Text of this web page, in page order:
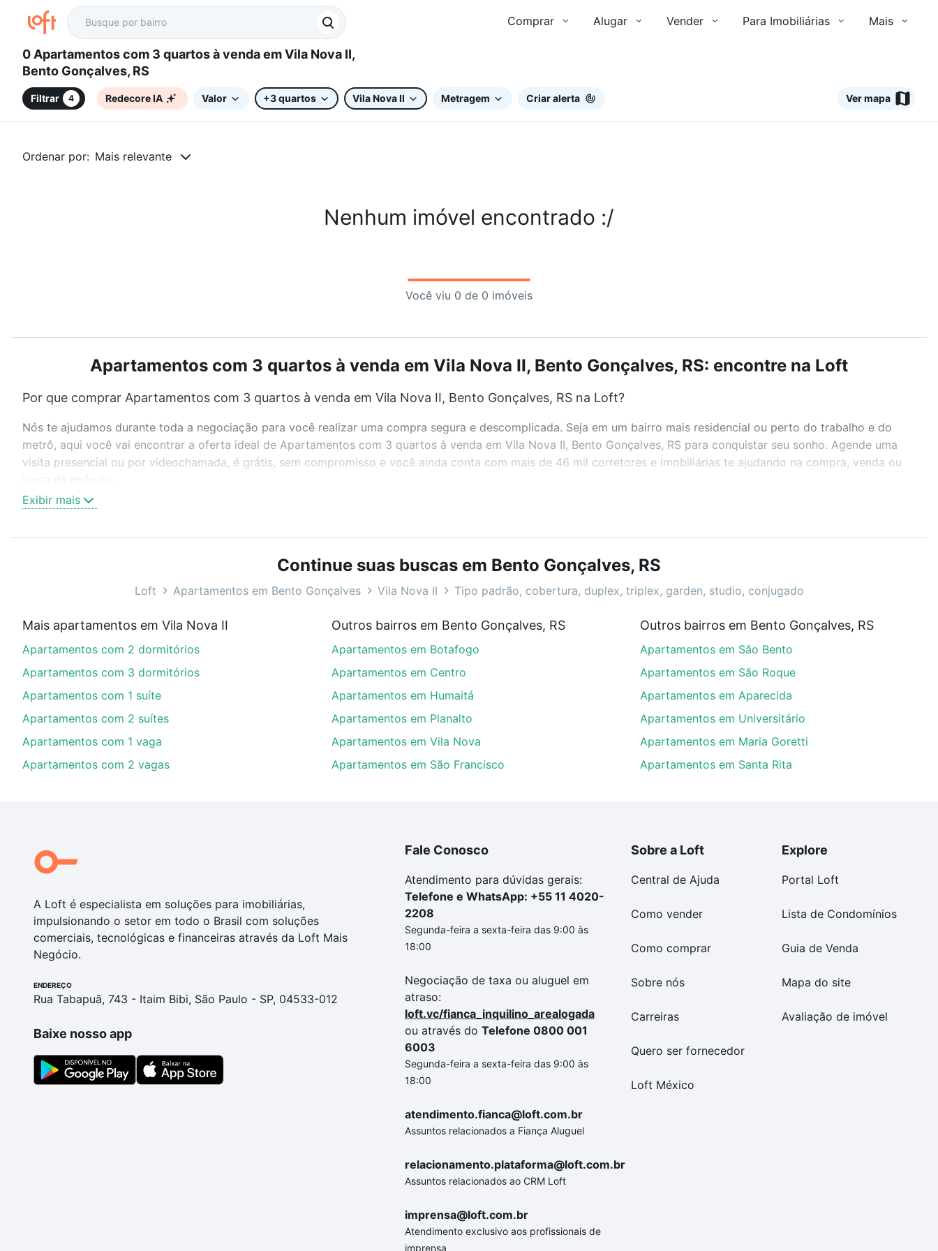
Comprar Alugar Vender Para Imobiliárias Mais
0 Apartamentos com 3 quartos à venda em Vila Nova II,
Bento Gonçalves, RS
Filtrar 4 Redecore IA Valor +3 quartos Vila Nova II Metragem Criar alerta Ver mapa
Ordenar por: Mais relevante
Nenhum imóvel encontrado :/
Você viu 0 de 0 imóveis
Apartamentos com 3 quartos à venda em Vila Nova II, Bento Gonçalves, RS: encontre na Loft
Por que comprar Apartamentos com 3 quartos à venda em Vila Nova II, Bento Gonçalves, RS na Loft?
Nós te ajudamos durante toda a negociação para você realizar uma compra segura e descomplicada. Seja em um bairro mais residencial ou perto do trabalho e do
metrô, aqui você vai encontrar a oferta ideal de Apartamentos com 3 quartos à venda em Vila Nova II, Bento Gonçalves, RS para conquistar seu sonho. Agende uma
visita presencial ou por videochamada, é grátis, sem compromisso e você ainda conta com mais de 46 mil corretores e imobiliárias te ajudando na compra, venda ou
Como escolher um imóvel?
Use barra de busca no topo para pesquisar por ruas, bairros e até condomínios favoritos. Você também pode usar os filtros como quantidade de quartos, suítes, com
ou sem vaga de garagem para combinar perfeitamente com o preço, metragem e comodidades, como piscina, academia, salão de festas ou área verde e encontrar
Apartamentos com 3 quartos à venda em Vila Nova II, Bento Gonçalves, RS ideal para você na Loft.
Aqui na Loft temos a oferta ideal para você, com Apartamentos com 3 quartos à venda em Vila Nova II, Bento Gonçalves, RS que custam a partir de R$ 0 e com
nossas opções de financiamento imobiliário as parcelas podem se adequar ao seu orçamento. Se ainda tem alguma dúvida dos custos envolvidos no processo de
compra, veja em nosso portal quanto custa comprar um apartamento e conte com a gente para comprar o imóvel dos seus sonhos com segurança e conforto. Loft,
Exibir mais
Continue suas buscas em Bento Gonçalves, RS
Loft Apartamentos em Bento Gonçalves Vila Nova II Tipo padrão, cobertura, duplex, triplex, garden, studio, conjugado
Mais apartamentos em Vila Nova II
Apartamentos com 2 dormitórios
Apartamentos com 3 dormitórios
Apartamentos com 1 suíte
Apartamentos com 2 suítes
Apartamentos com 1 vaga
Apartamentos com 2 vagas
Outros bairros em Bento Gonçalves, RS
Apartamentos em Botafogo
Apartamentos em Centro
Apartamentos em Humaitá
Apartamentos em Planalto
Apartamentos em Vila Nova
Apartamentos em São Francisco
Outros bairros em Bento Gonçalves, RS
Apartamentos em São Bento
Apartamentos em São Roque
Apartamentos em Aparecida
Apartamentos em Universitário
Apartamentos em Maria Goretti
Apartamentos em Santa Rita
A Loft é especialista em soluções para imobiliárias,
impulsionando o setor em todo o Brasil com soluções
comerciais, tecnológicas e financeiras através da Loft Mais
Negócio.
ENDEREÇO
Rua Tabapuã, 743 - Itaim Bibi, São Paulo - SP, 04533-012
Baixe nosso app
Fale Conosco
Atendimento para dúvidas gerais:
Telefone e WhatsApp: +55 11 4020-
2208
Segunda-feira a sexta-feira das 9:00 às
18:00
Negociação de taxa ou aluguel em
atraso:
loft.vc/fianca_inquilino_arealogada
ou através do Telefone 0800 001
6003
Segunda-feira a sexta-feira das 9:00 às
18:00
atendimento.fianca@loft.com.br
Assuntos relacionados a Fiança Aluguel
relacionamento.plataforma@loft.com.br
Assuntos relacionados ao CRM Loft
imprensa@loft.com.br
Atendimento exclusivo aos profissionais de
imprensa
Sobre a Loft
Central de Ajuda
Como vender
Como comprar
Sobre nós
Carreiras
Quero ser fornecedor
Loft México
Explore
Portal Loft
Lista de Condomínios
Guia de Venda
Mapa do site
Avaliação de imóvel